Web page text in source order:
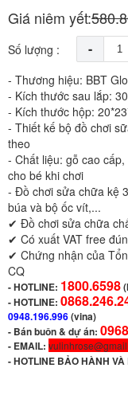
Giá niêm yết:
Số lượng : -
- Thương hiệu: BBT
- Kích thước sau lắp:
- Kích thước hộp:
- Thiết kế bộ đồ chơi
theo
- Chất liệu: gỗ cao
cho bé khi chơi
- Đồ chơi sửa chữa kệ
búa và bộ ốc vít,...
✔ Đồ chơi sửa chữa
✔ Có xuất VAT free
✔ Chứng nhận của
CQ
-HOTLINE: 1800.6598
- HOTLINE:
0948.196.996(vina)
- Bán buôn & dự án:
- EMAIL:
-HOTLINE BẢO HÀNH